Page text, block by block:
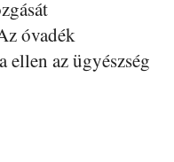
óvadék
ellen az ügyészség